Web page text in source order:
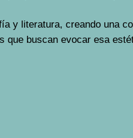
y literatura, creando una
que buscan evocar esa